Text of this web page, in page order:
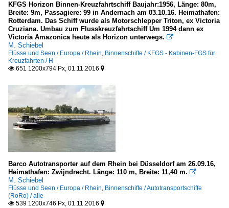
KFGS Horizon Binnen-Kreuzfahrtschiff Baujahr:1956, Länge: 80m,
Breite: 9m, Passagiere: 99 in Andernach am 03.10.16. Heimathafen:
Rotterdam. Das Schiff wurde als Motorschlepper Triton, ex Victoria
Cruziana. Umbau zum Flusskreuzfahrtschiff Um 1994 dann ex
Victoria Amazonica heute als Horizon unterwegs. 
M. Schiebel
Flüsse und Seen / Europa / Rhein, Binnenschiffe / KFGS - Kabinen-FGS für
Kreuzfahrten / H
 651 1200x794 Px, 01.11.2016 
Barco Autotransporter auf dem Rhein bei Düsseldorf am 26.09.16,
Heimathafen: Zwijndrecht. Länge: 110 m, Breite: 11,40 m. 
M. Schiebel
Flüsse und Seen / Europa / Rhein, Binnenschiffe / Autotransportschiffe
(RoRo) / alle
 539 1200x746 Px, 01.11.2016 